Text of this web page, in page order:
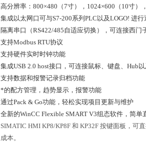
高分辨率：800×480（7寸），1024×600（10寸）
集成以太网口可与S7-200系列PLC以及LOGO! 进行
隔离串口（RS422/485自适应切换），可连接西
支持Modbus RTU协议
支持硬件实时时钟功能
集成USB 2.0 host接口，可连接鼠标、键盘、Hub
支持数据和报警记录归档功能
*的配方管理，趋势显示，报警功能
通过Pack & Go功能，轻松实现项目更新与维护
全新的WinCC Flexible SMART V3组态软件，简单
SIMATIC HMI KP8/KP8F 和 KP32F 按键面板，
成本。